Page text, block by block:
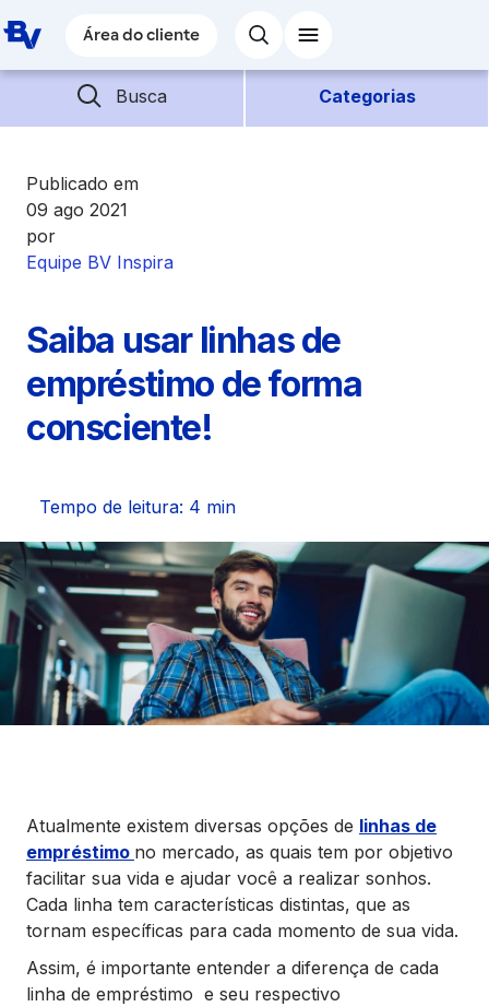
Pular para o Conteúdo principal
Área do cliente
Área do cliente
Busca Categorias
Barra de busca
Descubra mais conteúdos
Empréstimos
Financiamentos
Parceiros BV
Vida Financeira
Canais Digitais
Publicado em
09 ago 2021
por
Equipe BV Inspira
Saiba usar linhas de
empréstimo de forma
consciente!
Tempo de leitura: 4 min
Atualmente existem diversas opções de linhas de
empréstimo no mercado, as quais tem por objetivo
facilitar sua vida e ajudar você a realizar sonhos.
Cada linha tem características distintas, que as
tornam específicas para cada momento de sua vida.
Assim, é importante entender a diferença de cada
linha de empréstimo e seu respectivo